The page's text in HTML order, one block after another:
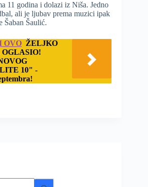
11 godina i dolazi iz Niša. Jedno
ali je ljubav prema muzici ipak
Šaban Šaulić.
OVO ŽELJKO
10" -